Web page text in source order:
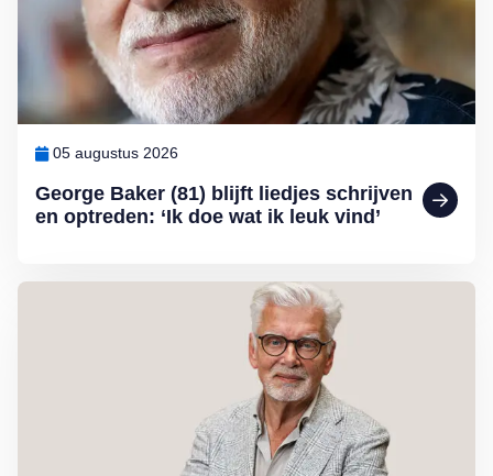
George Baker (81) blijft liedjes schrijven
en optreden: ‘Ik doe wat ik leuk vind’
05 augustus 2026
Lees meer over Column Jan Slagter: Samen staan we sterk